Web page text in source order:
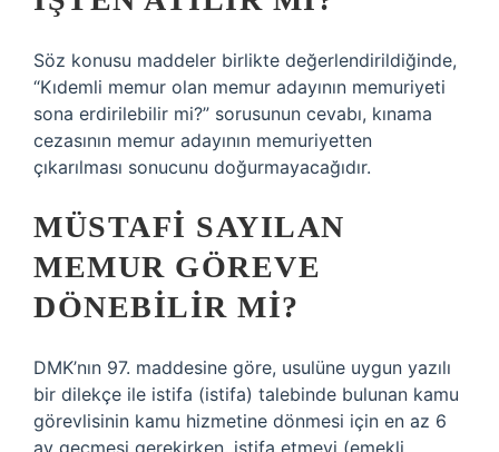
Söz konusu maddeler birlikte değerlendirildiğinde,
“Kıdemli memur olan memur adayının memuriyeti
sona erdirilebilir mi?” sorusunun cevabı, kınama
cezasının memur adayının memuriyetten
çıkarılması sonucunu doğurmayacağıdır.
MÜSTAFI SAYILAN
MEMUR GÖREVE
DÖNEBILIR MI?
DMK’nın 97. maddesine göre, usulüne uygun yazılı
bir dilekçe ile istifa (istifa) talebinde bulunan kamu
görevlisinin kamu hizmetine dönmesi için en az 6
ay geçmesi gerekirken, istifa etmeyi (emekli